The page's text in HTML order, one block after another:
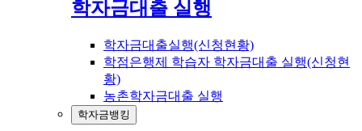
학자금대출 실행
학자금대출실행(신청현황)
학점은행제 학습자 학자금대출 실행(신청현
황)
농촌학자금대출 실행
학자금뱅킹